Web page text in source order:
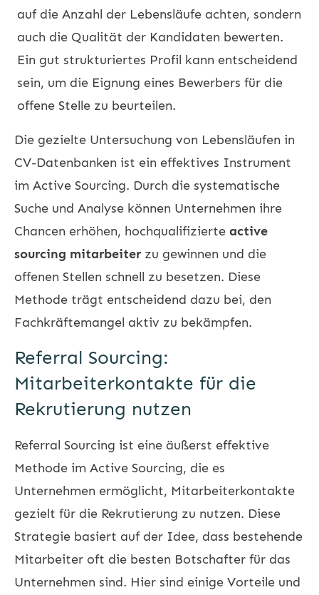
auf die Anzahl der Lebensläufe achten, sondern
auch die Qualität der Kandidaten bewerten.
Ein gut strukturiertes Profil kann entscheidend
sein, um die Eignung eines Bewerbers für die
offene Stelle zu beurteilen.
Die gezielte Untersuchung von Lebensläufen in
CV-Datenbanken ist ein effektives Instrument
im Active Sourcing. Durch die systematische
Suche und Analyse können Unternehmen ihre
Chancen erhöhen, hochqualifizierte active
sourcing mitarbeiter zu gewinnen und die
offenen Stellen schnell zu besetzen. Diese
Methode trägt entscheidend dazu bei, den
Fachkräftemangel aktiv zu bekämpfen.
Referral Sourcing:
Mitarbeiterkontakte für die
Rekrutierung nutzen
Referral Sourcing ist eine äußerst effektive
Methode im Active Sourcing, die es
Unternehmen ermöglicht, Mitarbeiterkontakte
gezielt für die Rekrutierung zu nutzen. Diese
Strategie basiert auf der Idee, dass bestehende
Mitarbeiter oft die besten Botschafter für das
Unternehmen sind. Hier sind einige Vorteile und